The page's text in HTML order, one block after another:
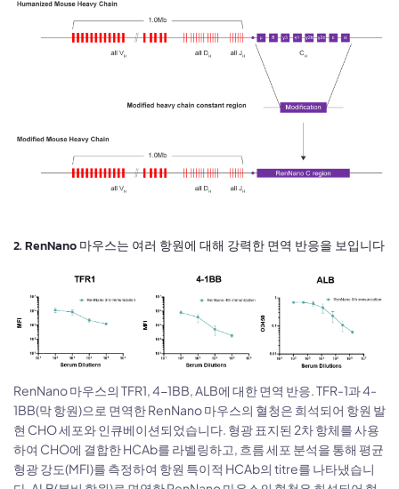
2. RenNano 마우스는 여러 항원에 대해 강력한 면역 반응을 보입니다
RenNano 마우스의 TFR1, 4-1BB, ALB에 대한 면역 반응. TFR-1과 4-
1BB(막 항원)으로 면역한 RenNano 마우스의 혈청은 희석되어 항원 발
현 CHO 세포와 인큐베이션되었습니다. 형광 표지된 2차 항체를 사용
하여 CHO에 결합한 HCAb를 라벨링하고, 흐름 세포 분석을 통해 평균
형광 강도(MFI)를 측정하여 항원 특이적 HCAb의 titre를 나타냈습니